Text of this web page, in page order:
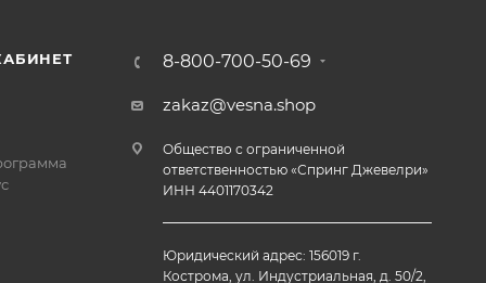
8-800-700-50-69
zakaz@vesna.shop
Общество с ограниченной
ответственностью «Спринг Джевелри»
ИНН 4401170342
Юридический адрес: 156019 г.
Кострома, ул. Индустриальная, д. 50/2,